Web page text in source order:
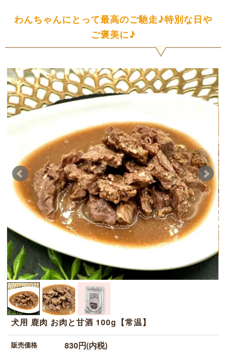
わんちゃんにとって最高のご馳走♪特別な日や
ご褒美に♪
犬用 鹿肉 お肉と甘酒 100g【常温】
販売価格 830円(内税)